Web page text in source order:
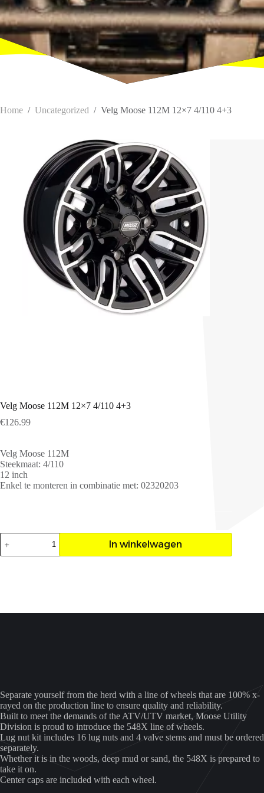
Home / Uncategorized / Velg Moose 112M 12×7 4/110 4+3
Velg Moose 112M 12×7 4/110 4+3
€126.99
Velg Moose 112M
Steekmaat: 4/110
12 inch
Enkel te monteren in combinatie met: 02320203
Velg
Moose
112M
In winkelwagen
Separate yourself from the herd with a line of wheels that are 100% x-
rayed on the production line to ensure quality and reliability.
Built to meet the demands of the ATV/UTV market, Moose Utility
Division is proud to introduce the 548X line of wheels.
Lug nut kit includes 16 lug nuts and 4 valve stems and must be ordered
separately.
Whether it is in the woods, deep mud or sand, the 548X is prepared to
take it on.
Center caps are included with each wheel.